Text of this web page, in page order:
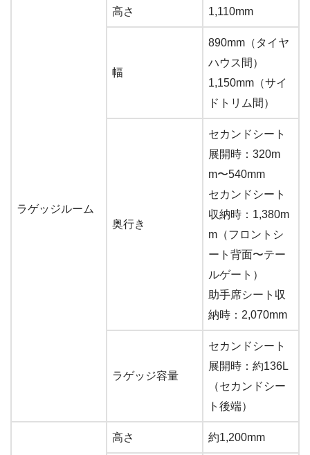
ラゲッジルーム
高さ 1,110mm
幅
890mm（タイヤ
ハウス間）
1,150mm（サイ
ドトリム間）
奥行き
セカンドシート
展開時：320m
m〜540mm
セカンドシート
収納時：1,380m
m（フロントシ
ート背面〜テー
ルゲート）
助手席シート収
納時：2,070mm
ラゲッジ容量
セカンドシート
展開時：約136L
（セカンドシー
ト後端）
高さ 約1,200mm